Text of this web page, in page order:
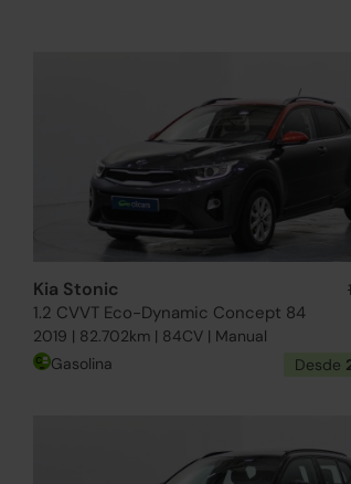
Kia Stonic
1.2 CVVT Eco-Dynamic Concept 84
2019 | 82.702km | 84CV | Manual
Gasolina Desde